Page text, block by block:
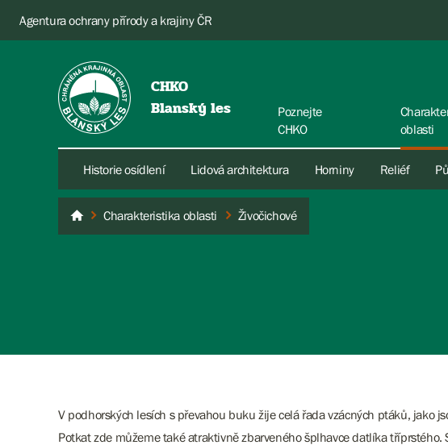
Agentura ochrany přírody a krajiny ČR
CHKO
Blanský les
Poznejte
CHKO
oblasti
Historie osídlení Lidová architektura Horniny Reliéf
Blanský les
Charakteristika oblasti Živočichové
V podhorských lesích s převahou buku žije celá řada vzácných ptáků, jako
Potkat zde můžeme také atraktivně zbarveného šplhavce datlíka